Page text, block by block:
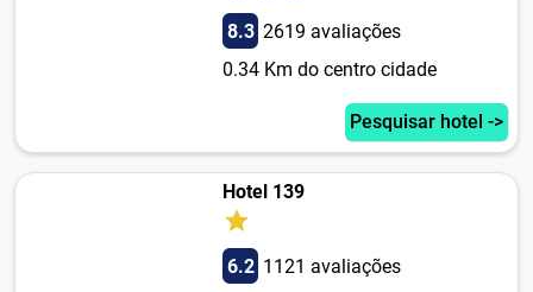
8.3 2619 avaliações
0.34 Km do centro cidade
Pesquisar hotel ->
Hotel 139
6.2 1121 avaliações